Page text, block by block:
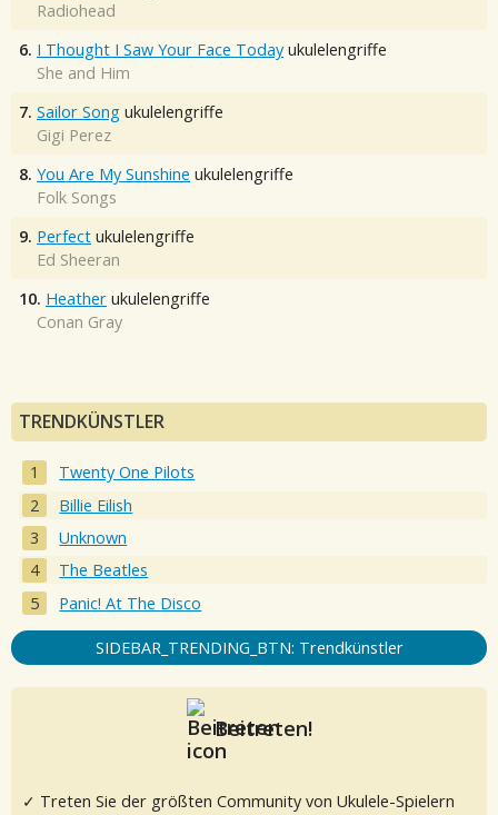
Radiohead
6. I Thought I Saw Your Face Today ukulelengriffe
She and Him
7. Sailor Song ukulelengriffe
Gigi Perez
8. You Are My Sunshine ukulelengriffe
Folk Songs
9. Perfect ukulelengriffe
Ed Sheeran
10. Heather ukulelengriffe
Conan Gray
TRENDKÜNSTLER
Twenty One Pilots
Billie Eilish
Unknown
The Beatles
Panic! At The Disco
SIDEBAR_TRENDING_BTN: Trendkünstler
Beitreten!
✓ Treten Sie der größten Community von Ukulele-Spielern